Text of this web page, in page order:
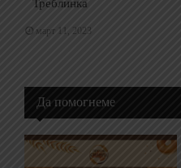
Треблинка
март 11, 2023
Да помогнеме